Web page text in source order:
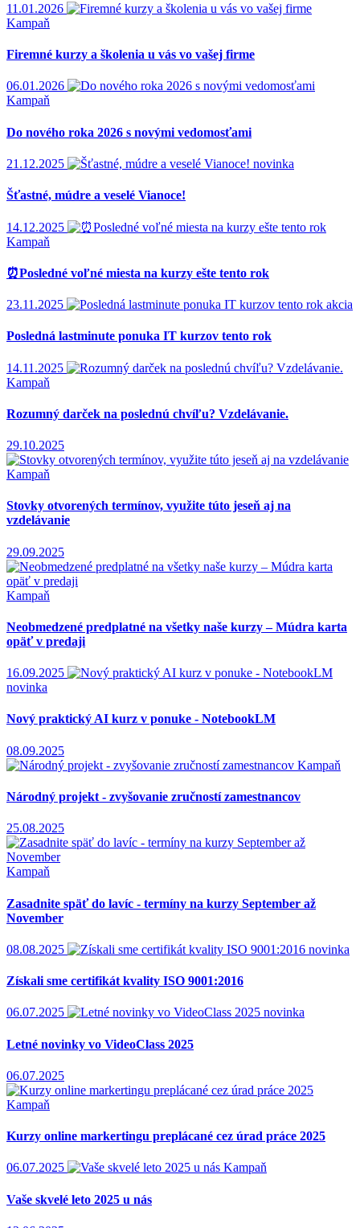
11.01.2026
Kampaň
Firemné kurzy a školenia u vás vo vašej firme
06.01.2026
Kampaň
Do nového roka 2026 s novými vedomosťami
21.12.2025 novinka
Šťastné, múdre a veselé Vianoce!
14.12.2025
Kampaň
⏰Posledné voľné miesta na kurzy ešte tento rok
23.11.2025 akcia
Posledná lastminute ponuka IT kurzov tento rok
14.11.2025
Kampaň
Rozumný darček na poslednú chvíľu? Vzdelávanie.
29.10.2025
Kampaň
Stovky otvorených termínov, využite túto jeseň aj na
vzdelávanie
29.09.2025
Kampaň
Neobmedzené predplatné na všetky naše kurzy – Múdra karta
opäť v predaji
16.09.2025
novinka
Nový praktický AI kurz v ponuke - NotebookLM
08.09.2025
Kampaň
Národný projekt - zvyšovanie zručností zamestnancov
25.08.2025
Kampaň
Zasadnite späť do lavíc - termíny na kurzy September až
November
08.08.2025 novinka
Získali sme certifikát kvality ISO 9001:2016
06.07.2025 novinka
Letné novinky vo VideoClass 2025
06.07.2025
Kampaň
Kurzy online markertingu preplácané cez úrad práce 2025
06.07.2025 Kampaň
Vaše skvelé leto 2025 u nás